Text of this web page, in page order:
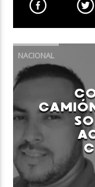
CANCIÓN ACTUAL
TÍTULO
ARTISTA
Neiva Estereo
NACIONAL